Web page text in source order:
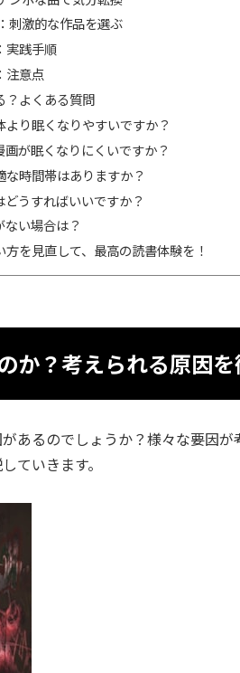
刺激的な作品を選ぶ
実践手順
注意点
？よくある質問
り眠くなりやすいですか？
が眠くなりにくいですか？
時間帯はありますか？
うすればいいですか？
い場合は？
を見直して、最高の読書体験を！
か？考えられる原因
あるのでしょうか？様々な要因
ていきます。